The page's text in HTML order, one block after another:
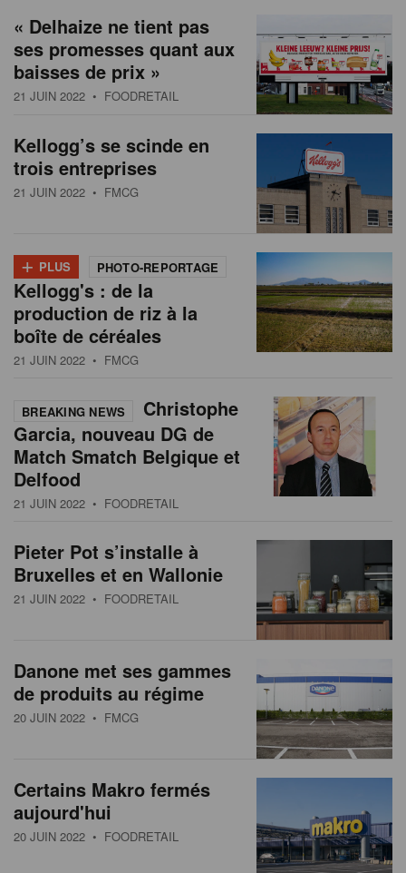
« Delhaize ne tient pas
ses promesses quant aux
baisses de prix »
21 JUIN 2022 • FOODRETAIL
Kellogg’s se scinde en
trois entreprises
21 JUIN 2022 • FMCG
+ PLUS PHOTO-REPORTAGE
Kellogg's : de la
production de riz à la
boîte de céréales
21 JUIN 2022 • FMCG
BREAKING NEWS
Christophe
Garcia, nouveau DG de
Match Smatch Belgique et
Delfood
21 JUIN 2022 • FOODRETAIL
Pieter Pot s’installe à
Bruxelles et en Wallonie
21 JUIN 2022 • FOODRETAIL
Danone met ses gammes
de produits au régime
20 JUIN 2022 • FMCG
Certains Makro fermés
aujourd'hui
20 JUIN 2022 • FOODRETAIL
a
t
i
o